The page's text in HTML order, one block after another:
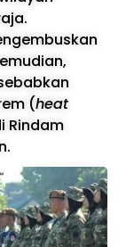
(heat
Rindam